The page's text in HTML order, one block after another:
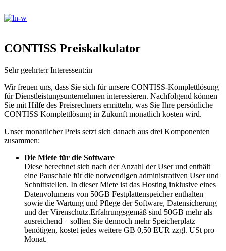
CONTISS Preiskalkulator
Sehr geehrte:r Interessent:in
Wir freuen uns, dass Sie sich für unsere CONTISS-Komplettlösung
für Dienstleistungsunternehmen interessieren. Nachfolgend können
Sie mit Hilfe des Preisrechners ermitteln, was Sie Ihre persönliche
CONTISS Komplettlösung in Zukunft monatlich kosten wird.
Unser monatlicher Preis setzt sich danach aus drei Komponenten
zusammen:
Die Miete für die Software
Diese berechnet sich nach der Anzahl der User und enthält
eine Pauschale für die notwendigen administrativen User und
Schnittstellen. In dieser Miete ist das Hosting inklusive eines
Datenvolumens von 50GB Festplattenspeicher enthalten
sowie die Wartung und Pflege der Software, Datensicherung
und der Virenschutz.Erfahrungsgemäß sind 50GB mehr als
ausreichend – sollten Sie dennoch mehr Speicherplatz
benötigen, kostet jedes weitere GB 0,50 EUR zzgl. USt pro
Monat.